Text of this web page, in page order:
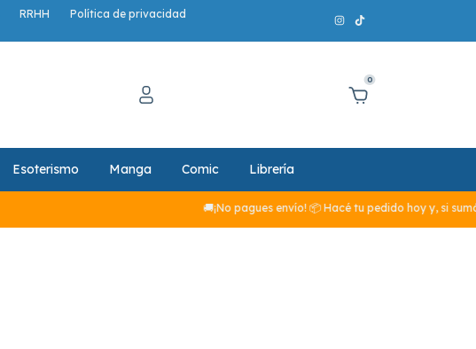
RRHH
Política de privacidad
0
Esoterismo Manga Comic Librería
🚚¡No pagues envío! 📦 Hacé tu pedido hoy y, si